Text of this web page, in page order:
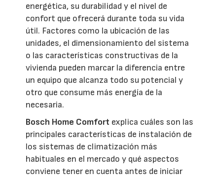
energética, su durabilidad y el nivel de
confort que ofrecerá durante toda su vida
útil. Factores como la ubicación de las
unidades, el dimensionamiento del sistema
o las características constructivas de la
vivienda pueden marcar la diferencia entre
un equipo que alcanza todo su potencial y
otro que consume más energía de la
necesaria.
Bosch Home Comfort explica cuáles son las
principales características de instalación de
los sistemas de climatización más
habituales en el mercado y qué aspectos
conviene tener en cuenta antes de iniciar